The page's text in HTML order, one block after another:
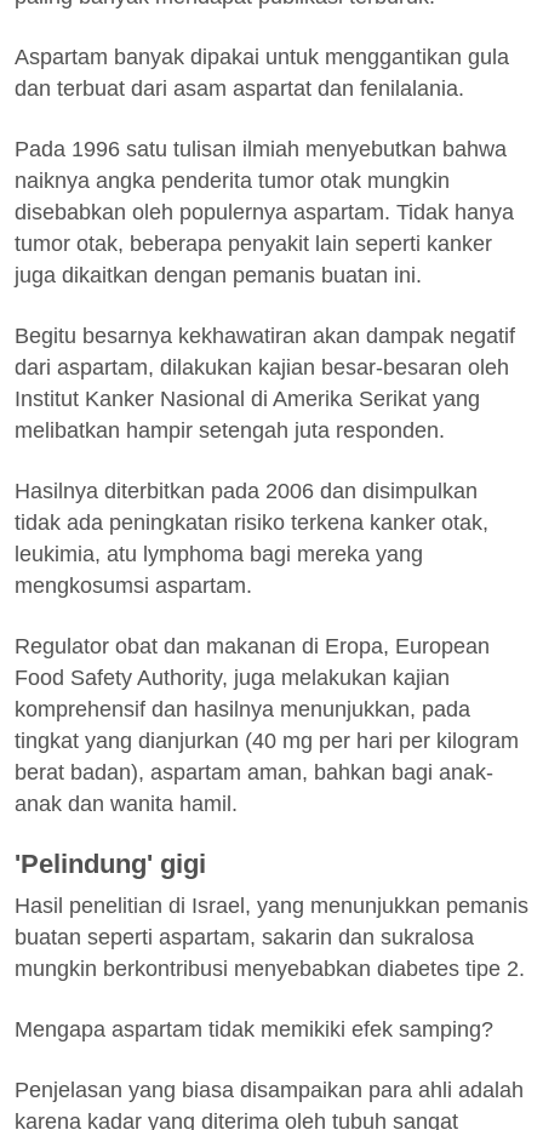
Aspartam banyak dipakai untuk menggantikan gula
dan terbuat dari asam aspartat dan fenilalania.
Pada 1996 satu tulisan ilmiah menyebutkan bahwa
naiknya angka penderita tumor otak mungkin
disebabkan oleh populernya aspartam. Tidak hanya
tumor otak, beberapa penyakit lain seperti kanker
juga dikaitkan dengan pemanis buatan ini.
Begitu besarnya kekhawatiran akan dampak negatif
dari aspartam, dilakukan kajian besar-besaran oleh
Institut Kanker Nasional di Amerika Serikat yang
melibatkan hampir setengah juta responden.
Hasilnya diterbitkan pada 2006 dan disimpulkan
tidak ada peningkatan risiko terkena kanker otak,
leukimia, atu lymphoma bagi mereka yang
mengkosumsi aspartam.
Regulator obat dan makanan di Eropa, European
Food Safety Authority, juga melakukan kajian
komprehensif dan hasilnya menunjukkan, pada
tingkat yang dianjurkan (40 mg per hari per kilogram
berat badan), aspartam aman, bahkan bagi anak-
anak dan wanita hamil.
'Pelindung' gigi
Hasil penelitian di Israel, yang menunjukkan pemanis
buatan seperti aspartam, sakarin dan sukralosa
mungkin berkontribusi menyebabkan diabetes tipe 2.
Mengapa aspartam tidak memikiki efek samping?
Penjelasan yang biasa disampaikan para ahli adalah
karena kadar yang diterima oleh tubuh sangat